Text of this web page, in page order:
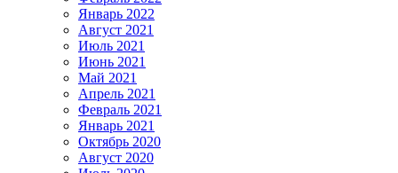
Январь 2022
Август 2021
Июль 2021
Июнь 2021
Май 2021
Апрель 2021
Февраль 2021
Январь 2021
Октябрь 2020
Август 2020